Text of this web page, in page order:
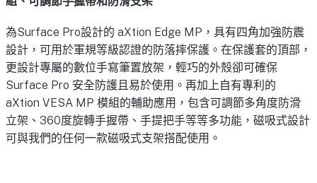
為Surface Pro設計的 aXtion Edge MP，具有四角加強防震
設計，可用於軍規等級認證的防落摔保護。在保護套的頂部，
更設計專屬的數位手寫筆置放架，輕巧的外殼卻可確保
Surface Pro 安全防護且易於使用。再加上自有專利的
aXtion VESA MP 模組的輔助應用，包含可調節多角度防滑
立架、360度旋轉手握帶、手提把手等等多功能，磁吸式設計
可與我們的任何一款磁吸式支架搭配使用。